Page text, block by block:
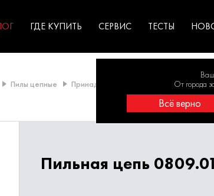
ГДЕ КУПИТЬ СЕРВИС ТЕСТЫ
От города
Всё верно
Пилы цепные Принадлежности для цепных пил
Пильная цепь